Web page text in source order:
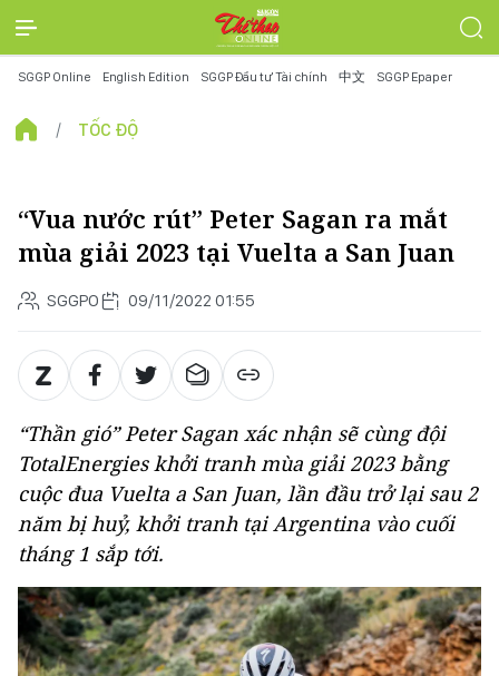
SGGP Online English Edition SGGP Đầu tư Tài chính 中文 SGGP Epaper
TỐC ĐỘ
“Vua nước rút” Peter Sagan ra mắt
mùa giải 2023 tại Vuelta a San Juan
SGGPO 09/11/2022 01:55
“Thần gió” Peter Sagan xác nhận sẽ cùng đội
TotalEnergies khởi tranh mùa giải 2023 bằng
cuộc đua Vuelta a San Juan, lần đầu trở lại sau 2
năm bị huỷ, khởi tranh tại Argentina vào cuối
tháng 1 sắp tới.